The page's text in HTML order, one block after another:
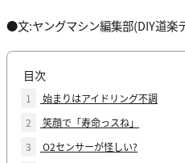
●文:ヤングマシン編集部(DIY道楽
目次
1
始まりはアイドリング不調
2
笑顔で「寿命っスね」
3
O2センサーが怪しい?